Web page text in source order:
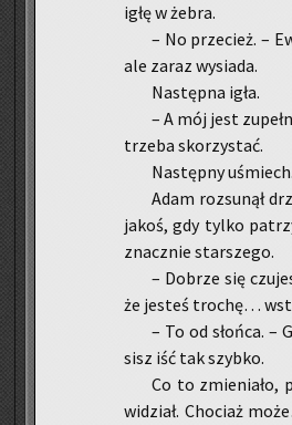
igłę w żebra.
– No prze­cież. –
ale zaraz wy­sia­da.
Na­stęp­na igła.
– A mój jest
trze­ba sko­rzy­stać.
Na­stęp­ny uśmiech.
Adam roz­su­nął
jakoś, gdy tylko
znacz­nie star­sze­go.
– Do­brze się
że je­steś tro­chę…
– To od słoń­ca. –
sisz iść tak szyb­ko.
Co to zmie­nia­ło,
wi­dział. Cho­ciaż